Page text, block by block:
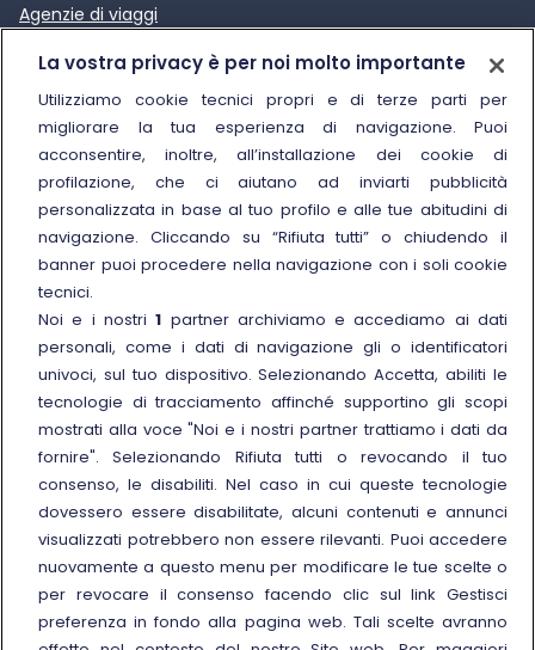
Agenzie di viaggi
Relazione sulla Qualità dei
servizi di Trenitalia
Link esterno
Trenitalia
Chi siamo
Sostenibilità
Trenitalia for Business
Carriere
Link esterno
La Freccia Mag
Link esterno
Noleggia un treno charter
Viaggi di gruppo
Seguici sui social
La vostra privacy è per noi molto importante
Utilizziamo cookie tecnici propri e di terze parti per
migliorare la tua esperienza di navigazione. Puoi
acconsentire, inoltre, all’installazione dei cookie di
profilazione, che ci aiutano ad inviarti pubblicità
personalizzata in base al tuo profilo e alle tue abitudini di
navigazione. Cliccando su “Rifiuta tutti” o chiudendo il
banner puoi procedere nella navigazione con i soli cookie
tecnici.
Noi e i nostri1 partner archiviamo e accediamo ai dati
personali, come i dati di navigazione gli o identificatori
univoci, sul tuo dispositivo. Selezionando Accetta, abiliti le
tecnologie di tracciamento affinché supportino gli scopi
mostrati alla voce "Noi e i nostri partner trattiamo i dati da
fornire". Selezionando Rifiuta tutti o revocando il tuo
consenso, le disabiliti. Nel caso in cui queste tecnologie
dovessero essere disabilitate, alcuni contenuti e annunci
visualizzati potrebbero non essere rilevanti. Puoi accedere
nuovamente a questo menu per modificare le tue scelte o
per revocare il consenso facendo clic sul link Gestisci
preferenza in fondo alla pagina web. Tali scelte avranno